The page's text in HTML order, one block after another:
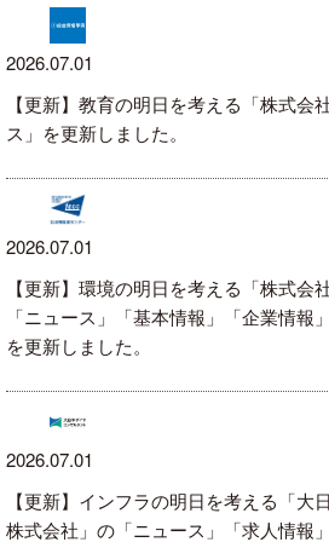
2026.07.01
【更新】教育の明日を考える「株式会
ス」を更新しました。
2026.07.01
【更新】環境の明日を考える「株式会
「ニュース」「基本情報」「企業情報
を更新しました。
2026.07.01
【更新】インフラの明日を考える「大
株式会社」の「ニュース」「求人情報